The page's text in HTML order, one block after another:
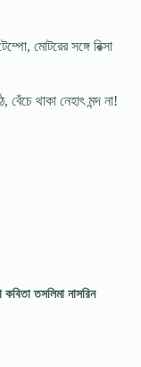
মোটরের সঙ্গে রিক্সা
থাকা নেহাৎ মন্দ না!
তসলিমা নাসরিন